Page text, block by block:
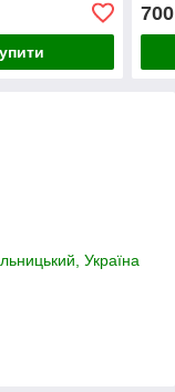
700
Україна